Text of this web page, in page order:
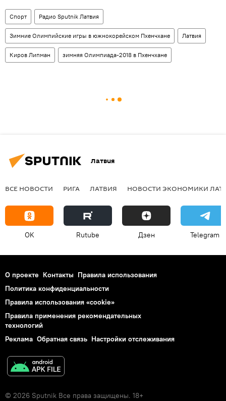
Спорт Радио Sputnik Латвия
Зимние Олимпийские игры в южнокорейском Пхенчхане Латвия
Киров Липман зимняя Олимпиада-2018 в Пхенчхане
Латвия
ВСЕ НОВОСТИ РИГА ЛАТВИЯ НОВОСТИ ЭКОНОМИКИ
OK Rutube Дзен Telegram
О проекте Контакты Правила использования
Политика конфиденциальности
Правила использования «cookie»
Правила применения рекомендательных
технологий
Реклама Обратная связь Настройки отслеживания
© 2026 Sputnik Все права защищены. 18+